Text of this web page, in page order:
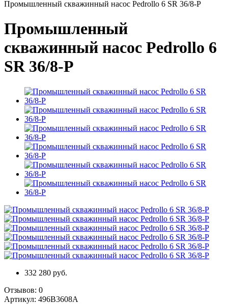
Промышленный скважинный насос Pedrollo 6 SR 36/8-P
Промышленный
скважинный насос Pedrollo 6
SR 36/8-P
332 280 руб.
Отзывов: 0
Артикул: 496B3608A